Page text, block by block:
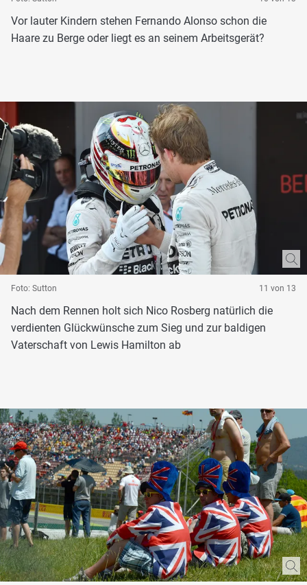
Vor lauter Kindern stehen Fernando Alonso schon die
Haare zu Berge oder liegt es an seinem Arbeitsgerät?
Foto: Sutton 11 von 13
Nach dem Rennen holt sich Nico Rosberg natürlich die
verdienten Glückwünsche zum Sieg und zur baldigen
Vaterschaft von Lewis Hamilton ab